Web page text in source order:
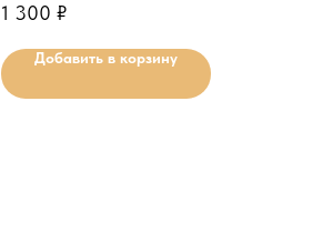
Минимальное количество для
заказа: 1шт.
1 300 ₽
Добавить в корзину